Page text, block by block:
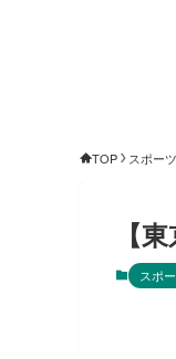
TOP スポーツ
【
スポ